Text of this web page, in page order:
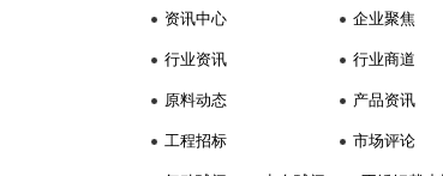
资讯中心
行业资讯
原料动态
工程招标
企业聚焦
行业商道
产品资讯
市场评论